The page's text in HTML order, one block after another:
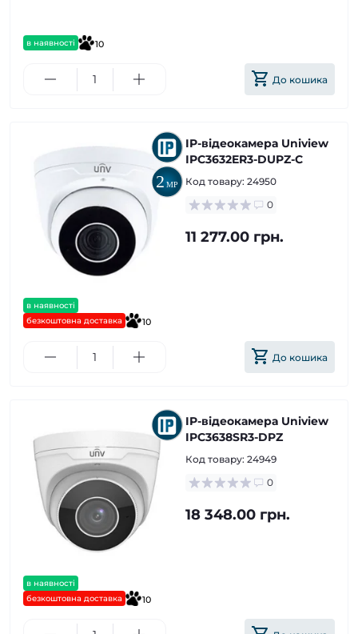
в наявності 10
До кошика
в наявності
безкоштовна доставка
10
IP-відеокамера Uniview
ІPC3632ER3-DUPZ-C
Код товару: 24950
0
11 277.00 грн.
До кошика
в наявності
безкоштовна доставка
10
IP-відеокамера Uniview
IPC3638SR3-DPZ
Код товару: 24949
0
18 348.00 грн.